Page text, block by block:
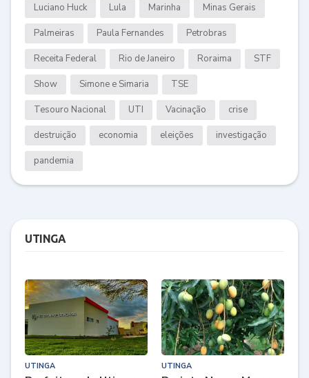
Luciano Huck Lula Marinha Minas Gerais
Palmeiras Paula Fernandes Petrobras
Receita Federal Rio de Janeiro Roraima STF
Show Simone e Simaria TSE
Tesouro Nacional UTI Vacinação crise
destruição economia eleições investigação
pandemia
UTINGA
UTINGA UTINGA